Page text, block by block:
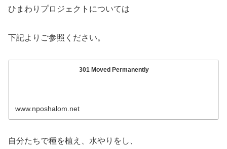
ひまわりプロジェクトについては
下記よりご参照ください。
301 Moved Permanently
www.nposhalom.net
自分たちで種を植え、水やりをし、